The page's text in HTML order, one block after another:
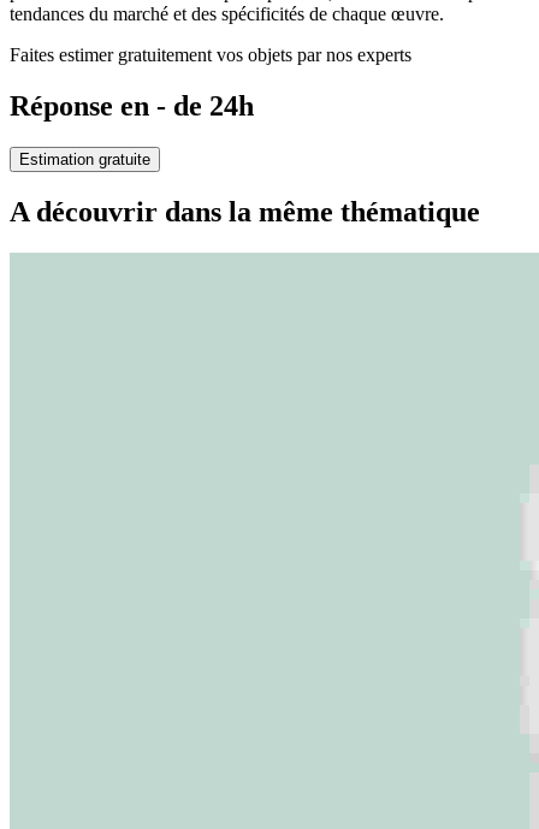
tendances du marché et des spécificités de chaque œuvre.
Faites estimer gratuitement vos objets par nos experts
Réponse en - de 24h
Estimation gratuite
A découvrir dans la même thématique